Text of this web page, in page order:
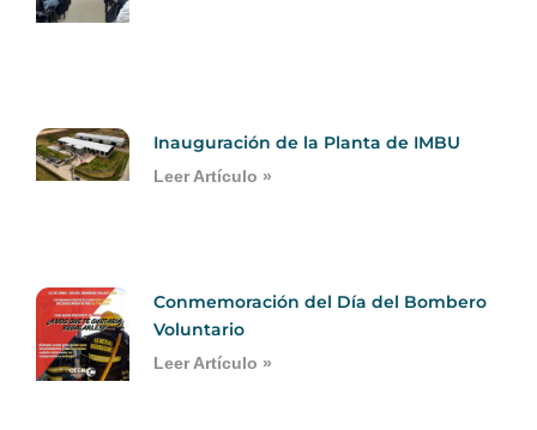
Inauguración de la Planta de IMBU
Leer Artículo »
Conmemoración del Día del Bombero
Voluntario
Leer Artículo »